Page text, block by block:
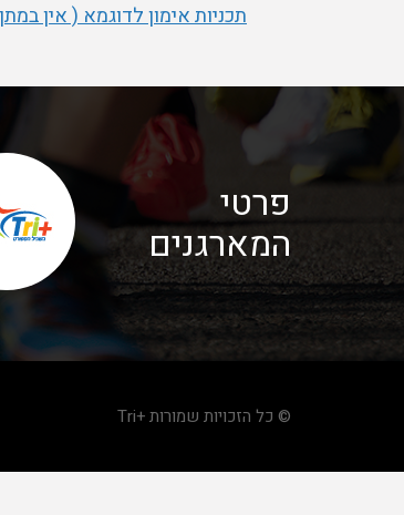
תכניות אימון לדוגמא ( אין
פרטי
המארגנים
© כל הזכויות שמורות +Tri